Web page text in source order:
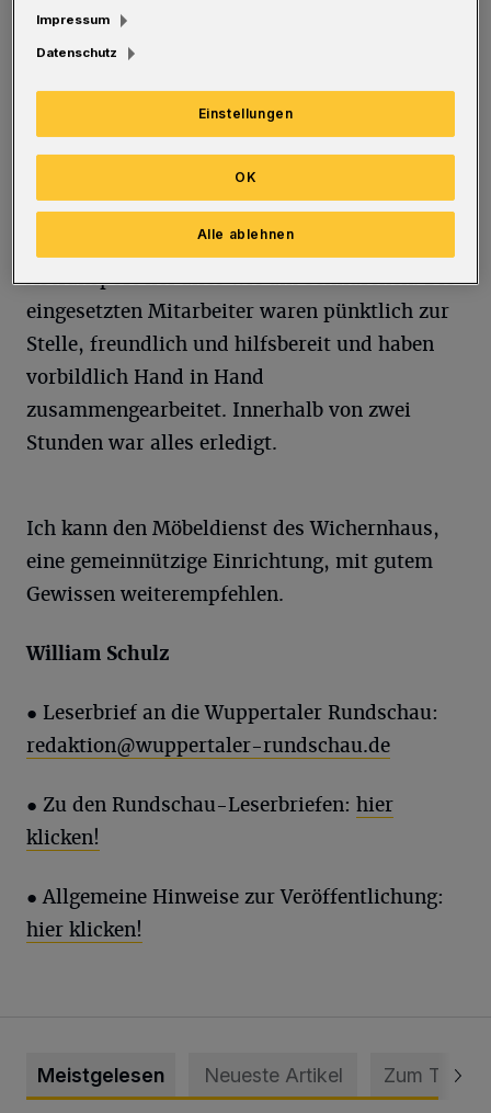
Abbau und Abtransport von Küchenmöbeln in
Anspruch genommen. Weil das Mobiliar an
anderer Stelle eingebaut werden sollte, war
ein fachmännischer und behutsamer Abbau
wichtig. Alles hat super geklappt.
Von der Terminvereinbarung an über die
Begutachtung der Möbel bis hin zum
Abtransport lief alles wie am Schnürchen. Die
eingesetzten Mitarbeiter waren pünktlich zur
Stelle, freundlich und hilfsbereit und haben
vorbildlich Hand in Hand
zusammengearbeitet. Innerhalb von zwei
Stunden war alles erledigt.
Ich kann den Möbeldienst des Wichernhaus,
eine gemeinnützige Einrichtung, mit gutem
Gewissen weiterempfehlen.
William Schulz
● Leserbrief an die Wuppertaler Rundschau:
redaktion@wuppertaler-rundschau.de
● Zu den Rundschau-Leserbriefen: hier
klicken!
● Allgemeine Hinweise zur Veröffentlichung:
hier klicken!
Meistgelesen Neueste Artikel Zum Thema
Impressum
Datenschutz
Einstellungen
Alle ablehnen
OK